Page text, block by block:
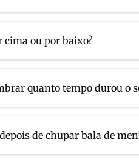
cima ou por baixo?
quanto tempo durou o
de chupar bala de